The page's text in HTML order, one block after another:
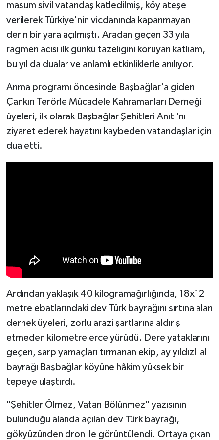
masum sivil vatandaş katledilmiş, köy ateşe
verilerek Türkiye'nin vicdanında kapanmayan
derin bir yara açılmıştı. Aradan geçen 33 yıla
rağmen acısı ilk günkü tazeliğini koruyan katliam,
bu yıl da dualar ve anlamlı etkinliklerle anılıyor.
Anma programı öncesinde Başbağlar'a giden
Çankırı Terörle Mücadele Kahramanları Derneği
üyeleri, ilk olarak Başbağlar Şehitleri Anıtı'nı
ziyaret ederek hayatını kaybeden vatandaşlar için
dua etti.
Ardından yaklaşık 40 kilogramağırlığında, 18x12
metre ebatlarındaki dev Türk bayrağını sırtına alan
dernek üyeleri, zorlu arazi şartlarına aldırış
etmeden kilometrelerce yürüdü. Dere yataklarını
geçen, sarp yamaçları tırmanan ekip, ay yıldızlı al
bayrağı Başbağlar köyüne hâkim yüksek bir
tepeye ulaştırdı.
"Şehitler Ölmez, Vatan Bölünmez" yazısının
bulunduğu alanda açılan dev Türk bayrağı,
gökyüzünden dron ile görüntülendi. Ortaya çıkan